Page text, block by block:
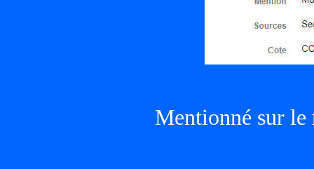
Mentionné sur le